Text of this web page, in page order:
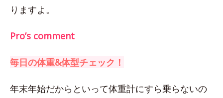
りますよ。
Pro’s comment
毎日の体重&体型チェック！
年末年始だからといって体重計にすら乗らないの